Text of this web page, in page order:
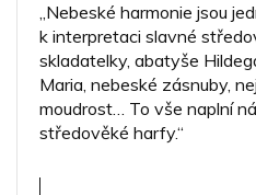
„Nebeské harmonie jsou
k interpretaci slavné
skladatelky, abatyše
Maria, nebeské zásnuby,
moudrost… To vše naplní
středověké harfy.“